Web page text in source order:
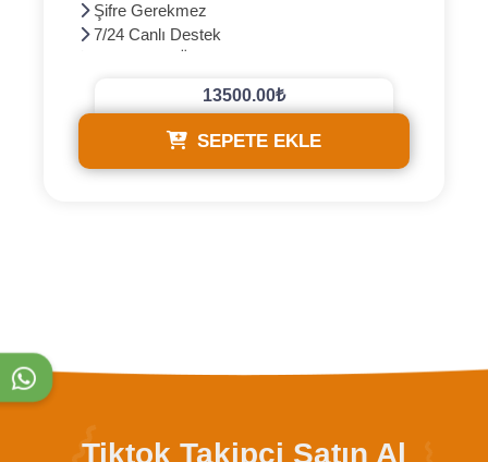
Şifre Gerekmez
7/24 Canlı Destek
13500.00₺
SEPETE EKLE
Tiktok Takipçi Satın Al